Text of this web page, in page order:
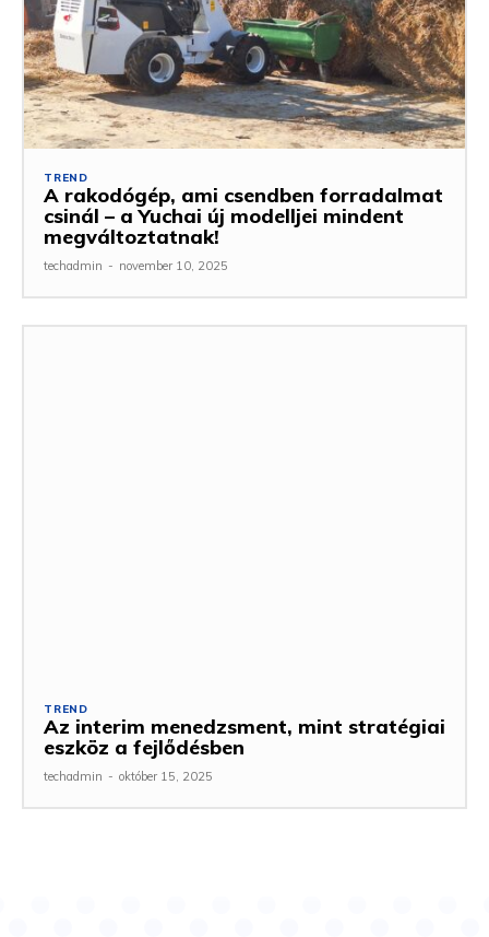
TREND
A rakodógép, ami csendben forradalmat
csinál – a Yuchai új modelljei mindent
megváltoztatnak!
techadmin - november 10, 2025
TREND
Az interim menedzsment, mint stratégiai
eszköz a fejlődésben
techadmin - október 15, 2025